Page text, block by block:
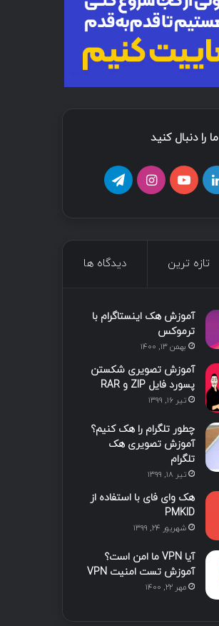
ما را دنبال کنید
تازه ترین دیدگاه ها
آموزش هک اینستاگرام با
ترموکس
بهمن ۱۳, ۱۴۰۰
آموزش تصویری شکستن
پسورد فایل ZIP و RAR
تیر ۱۶, ۱۳۹۹
چطور تلگرام را هک کنیم؟
آموزش تصویری هک
تلگرام
تیر ۱۸, ۱۳۹۹
هک وای فای با استفاده از
PMKID
شهریور ۲۴, ۱۳۹۹
آیا VPN ما امن است؟
آموزش تست امنیت VPN
مهر ۲۲, ۱۴۰۰